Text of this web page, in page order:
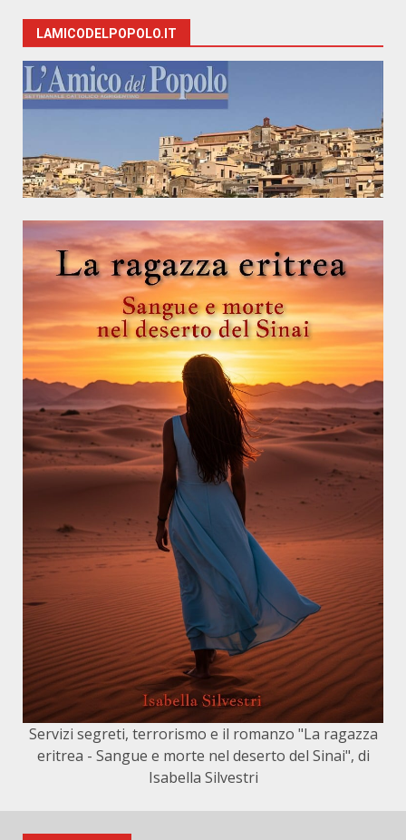
LAMICODELPOPOLO.IT
Servizi segreti, terrorismo e il romanzo "La ragazza
eritrea - Sangue e morte nel deserto del Sinai", di
Isabella Silvestri